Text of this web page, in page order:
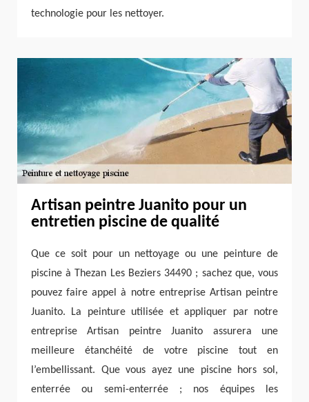
technologie pour les nettoyer.
Artisan peintre Juanito pour un
entretien piscine de qualité
Que ce soit pour un nettoyage ou une peinture de
piscine à Thezan Les Beziers 34490 ; sachez que, vous
pouvez faire appel à notre entreprise Artisan peintre
Juanito. La peinture utilisée et appliquer par notre
entreprise Artisan peintre Juanito assurera une
meilleure étanchéité de votre piscine tout en
l’embellissant. Que vous ayez une piscine hors sol,
enterrée ou semi-enterrée ; nos équipes les